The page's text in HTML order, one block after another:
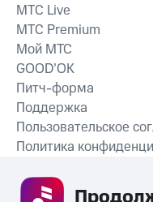
MTС Live
MTС Premium
Мой МТС
GOOD’OK
Питч-форма
Поддержка
Пользовательское
Политика